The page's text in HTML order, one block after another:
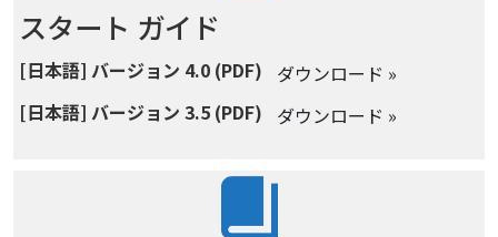
スタート ガイド
[日本語] バージョン 4.0 (PDF)
ダウンロード »
[日本語] バージョン 3.5 (PDF)
ダウンロード »